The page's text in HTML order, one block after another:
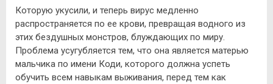
Которую укусили, и теперь вирус медленно
распространяется по ее крови, превращая водного из
этих бездушных монстров, блуждающих по миру.
Проблема усугубляется тем, что она является матерью
мальчика по имени Коди, которого должна успеть
обучить всем навыкам выживания, перед тем как